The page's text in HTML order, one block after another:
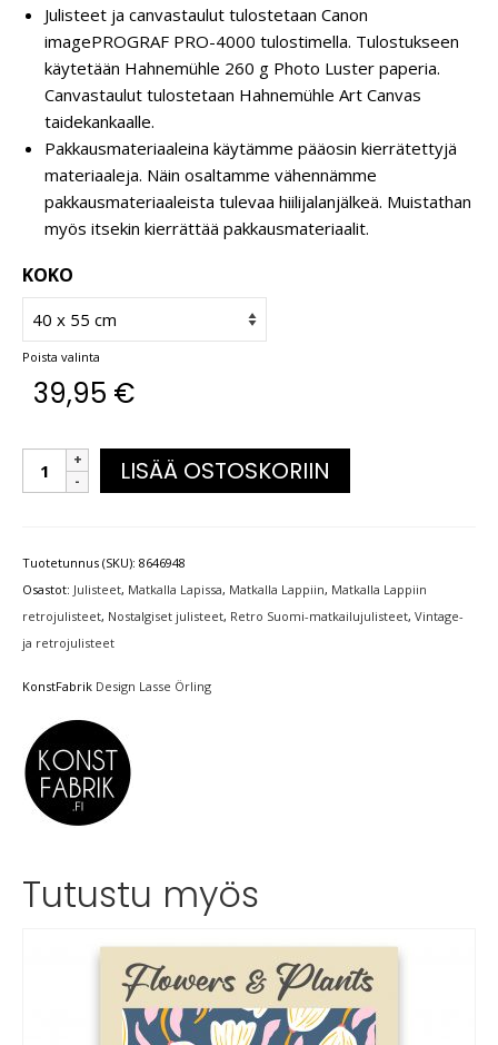
Julisteet ja canvastaulut tulostetaan Canon
imagePROGRAF PRO-4000 tulostimella. Tulostukseen
käytetään Hahnemühle 260 g Photo Luster paperia.
Canvastaulut tulostetaan Hahnemühle Art Canvas
taidekankaalle.
Pakkausmateriaaleina käytämme pääosin kierrätettyjä
materiaaleja. Näin osaltamme vähennämme
pakkausmateriaaleista tulevaa hiilijalanjälkeä. Muistathan
myös itsekin kierrättää pakkausmateriaalit.
KOKO
Poista valinta
39,95 €
LISÄÄ OSTOSKORIIN
Tuotetunnus (SKU): 8646948
Osastot: Julisteet, Matkalla Lapissa, Matkalla Lappiin, Matkalla Lappiin
retrojulisteet, Nostalgiset julisteet, Retro Suomi-matkailujulisteet, Vintage-
ja retrojulisteet
KonstFabrik Design Lasse Örling
Tutustu myös